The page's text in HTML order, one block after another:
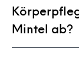
Mintel ab?